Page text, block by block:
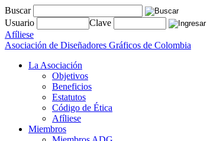
Buscar
Usuario
Clave
Afíliese
Asociación de Diseñadores Gráficos de Colombia
La Asociación
Objetivos
Beneficios
Estatutos
Código de Ética
Afíliese
Miembros